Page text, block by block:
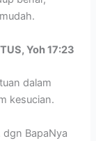
Yoh 17:23
dalam
kesucian.
BapaNya